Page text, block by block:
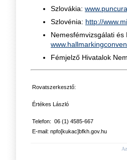
Szlovákia:
Szlovénia: http://
Nemesfémvizsgálati
Fémjelző Hivatalok
Rovatszerkesztő:
Értékes László
Telefon: 06 (1) 4585-667
E-mail: npfo[kukac]bfkh.gov.hu